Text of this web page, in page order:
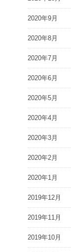
2020年9月
2020年8月
2020年7月
2020年6月
2020年5月
2020年4月
2020年3月
2020年2月
2020年1月
2019年12月
2019年11月
2019年10月